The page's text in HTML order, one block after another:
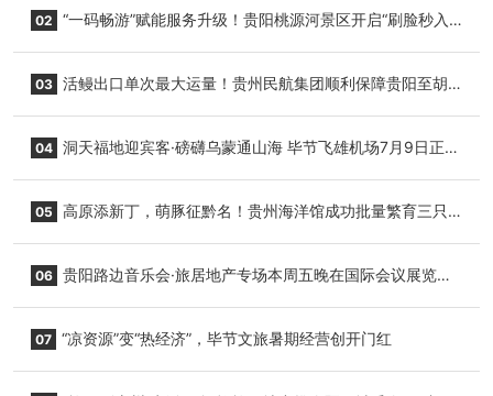
02 “一码畅游”赋能服务升级！贵阳桃源河景区开启“刷脸秒入
03 活鳗出口单次最大运量！贵州民航集团顺利保障贵阳至胡
04 洞天福地迎宾客·磅礴乌蒙通山海 毕节飞雄机场7月9日正式
05 高原添新丁，萌豚征黔名！贵州海洋馆成功批量繁育三只
06 贵阳路边音乐会·旅居地产专场本周五晚在国际会议展览中
07 “凉资源”变“热经济”，毕节文旅暑期经营创开门红